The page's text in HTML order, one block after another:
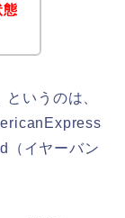
いうのは、
（イヤーバン